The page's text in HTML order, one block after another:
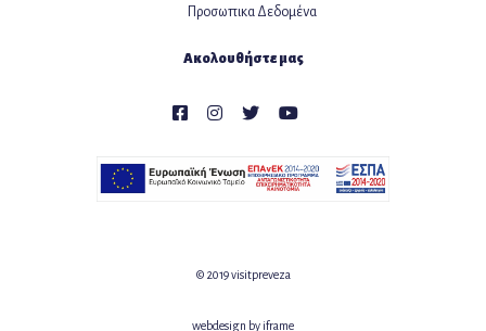
Προσωπικα Δεδομένα
Ακολουθήστε μας
© 2019 visitpreveza
webdesign by iframe